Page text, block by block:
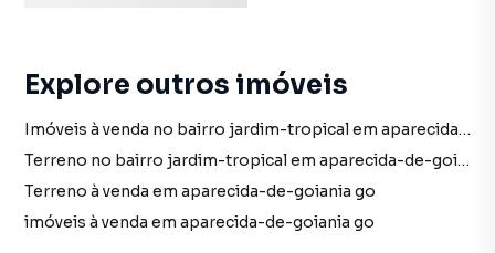
Explore outros imóveis
Imóveis à venda no bairro jardim-tropical em aparecida-de-goiania go
Terreno no bairro jardim-tropical em aparecida-de-goiania go
Terreno à venda em aparecida-de-goiania go
imóveis à venda em aparecida-de-goiania go